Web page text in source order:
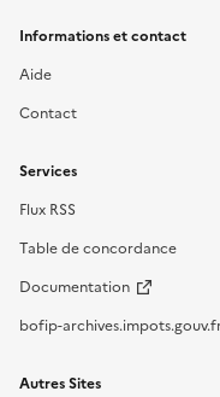
Informations et contact
Aide
Contact
Services
Flux RSS
Table de concordance
Documentation
bofip-
Autres Sites